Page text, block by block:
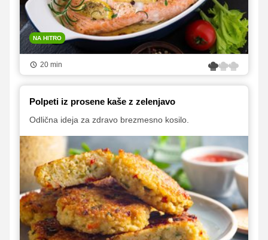
NA HITRO
20 min
Polpeti iz prosene kaše z zelenjavo
Odlična ideja za zdravo brezmesno kosilo.